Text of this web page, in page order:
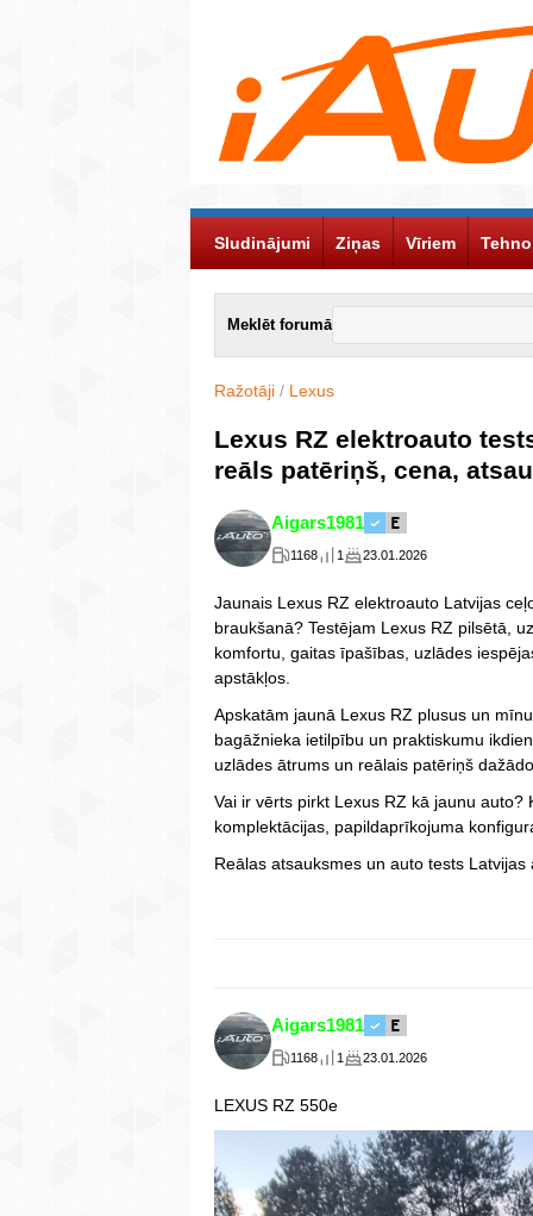
Sludinājumi Ziņas Vīriem
Meklēt forumā
Ražotāji / Lexus
Lexus RZ elektroauto
reāls patēriņš, cena,
Aigars1981
1168 1 23.01.2026
Jaunais Lexus RZ elektroauto Latvijas
braukšanā? Testējam Lexus RZ pilsētā,
komfortu, gaitas īpašības, uzlādes
apstākļos.
Apskatām jaunā Lexus RZ plusus un
bagāžnieka ietilpību un praktiskumu
uzlādes ātrums un reālais patēriņš
Vai ir vērts pirkt Lexus RZ kā jaunu auto?
komplektācijas, papildaprīkojuma
Reālas atsauksmes un auto tests Latvijas
Aigars1981
1168 1 23.01.2026
LEXUS RZ 550e